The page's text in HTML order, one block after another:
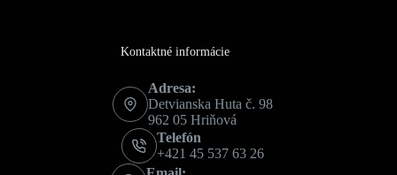
Kontaktné informácie
Adresa:
Detvianska Huta č. 98
962 05 Hriňová
Telefón
+421 45 537 63 26